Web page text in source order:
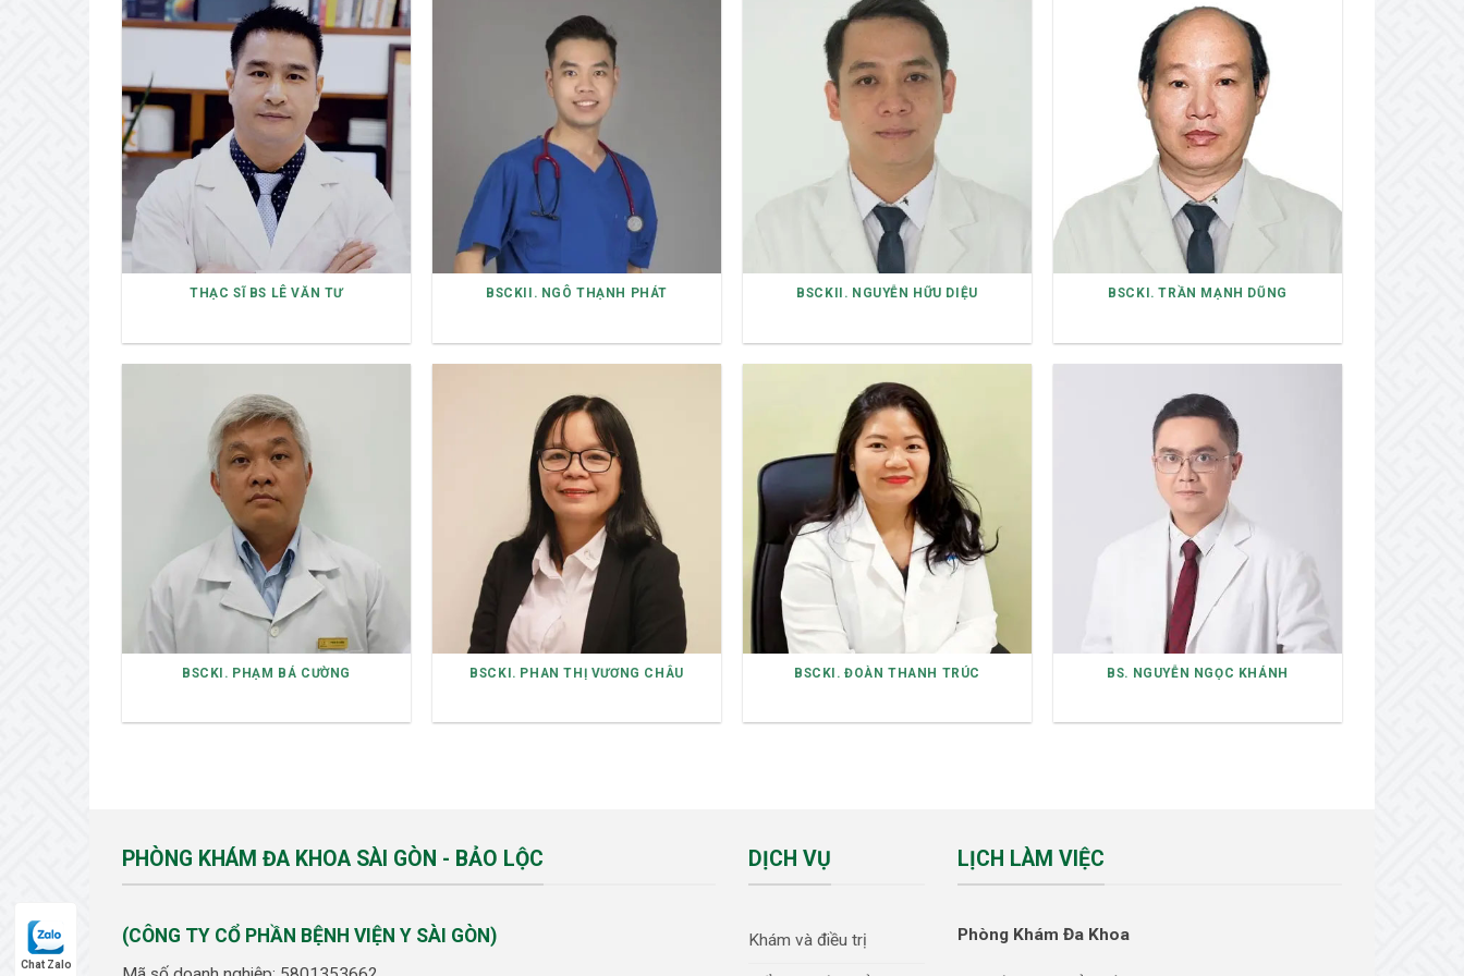
THẠC SĨ BS LÊ VĂN TƯ BSCKII. NGÔ THẠNH PHÁT BSCKII. NGUYỄN HỮU DIỆU BSCKI. TRẦN MẠNH DŨNG
BSCKI. PHẠM BÁ CƯỜNG BSCKI. PHAN THỊ VƯƠNG CHÂU BSCKI. ĐOÀN THANH TRÚC BS. NGUYỄN NGỌC KHÁNH
PHÒNG KHÁM ĐA KHOA SÀI GÒN - BẢO LỘC
(CÔNG TY CỔ PHẦN BỆNH VIỆN Y SÀI GÒN)
DỊCH VỤ
Khám và điều trị
LỊCH LÀM VIỆC
Phòng Khám Đa Khoa
Chat Zalo